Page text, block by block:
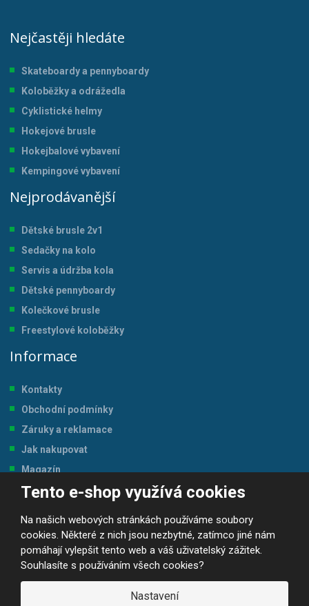
Tento e-shop využívá cookies
Na našich webových stránkách používáme soubory
cookies. Některé z nich jsou nezbytné, zatímco jiné nám
pomáhají vylepšit tento web a váš uživatelský zážitek.
Souhlasíte s používáním všech cookies?
Nastavení
Nejčastěji hledáte
Skateboardy a pennyboardy
Koloběžky a odrážedla
Cyklistické helmy
Hokejové brusle
Hokejbalové vybavení
Kempingové vybavení
Nejprodávanější
Dětské brusle 2v1
Sedačky na kolo
Servis a údržba kola
Dětské pennyboardy
Kolečkové brusle
Freestylové koloběžky
Informace
Kontakty
Obchodní podmínky
Záruky a reklamace
Jak nakupovat
Magazín
Tabulka velikostí
© 2026, JP-SPORT.CZ SPORTOVNÍ POTŘEBY
Prohlášení o přístupnosti |Mapa stránek ||GDPR